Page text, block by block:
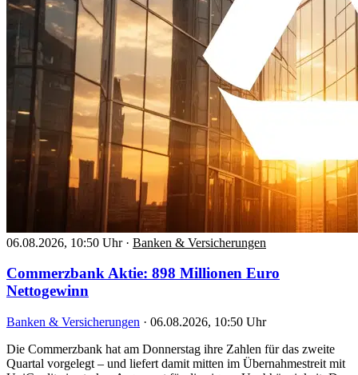
06.08.2026, 10:50 Uhr · Banken & Versicherungen
Commerzbank Aktie: 898 Millionen Euro
Nettogewinn
Banken & Versicherungen · 06.08.2026, 10:50 Uhr
Die Commerzbank hat am Donnerstag ihre Zahlen für das zweite
Quartal vorgelegt – und liefert damit mitten im Übernahmestreit mit